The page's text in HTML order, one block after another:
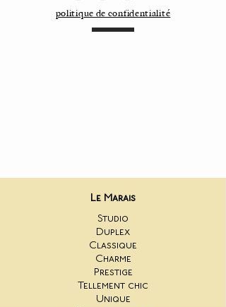
politique de confidentialité
Le Marais
Studio
Duplex
Classique
Charme
Prestige
Tellement chic
Unique